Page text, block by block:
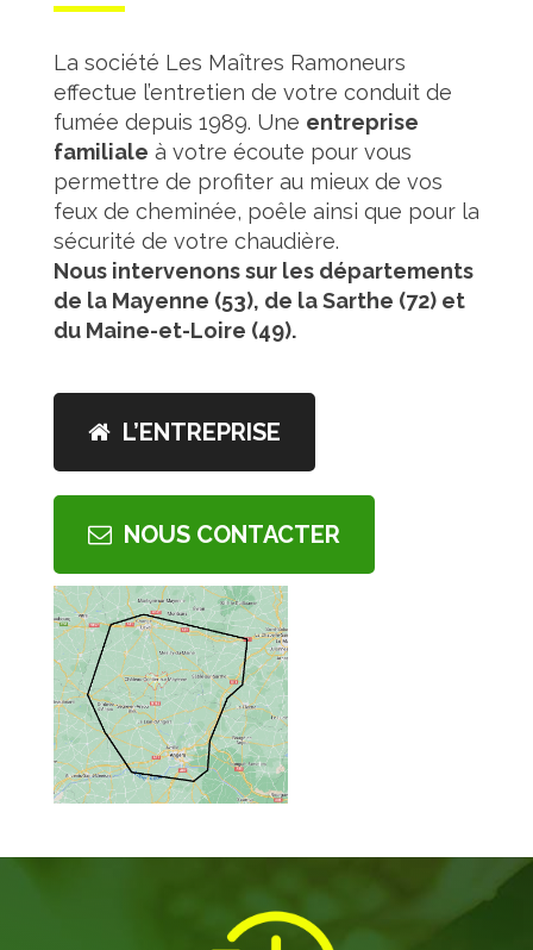
La société Les Maîtres Ramoneurs
effectue l’entretien de votre conduit de
fumée depuis 1989. Une entreprise
familiale à votre écoute pour vous
permettre de profiter au mieux de vos
feux de cheminée, poêle ainsi que pour la
sécurité de votre chaudière.
Nous intervenons sur les départements
de la Mayenne (53), de la Sarthe (72) et
du Maine-et-Loire (49).
L’ENTREPRISE
NOUS CONTACTER